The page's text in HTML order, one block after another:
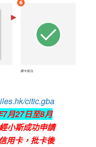
citic.gba
7月27日至8月
小斯成功申請
用卡，批卡後